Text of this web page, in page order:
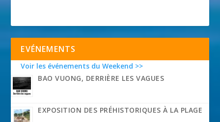
EVÉNEMENTS
Voir les événements du Weekend >>
BAO VUONG, DERRIÈRE LES VAGUES
EXPOSITION DES PRÉHISTORIQUES À LA PLAGE